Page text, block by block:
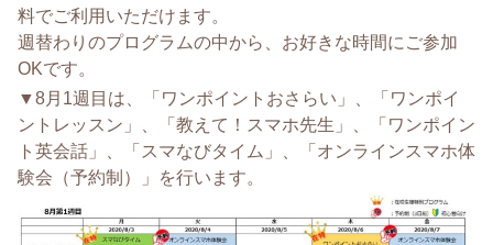
料でご利用いただけます。
週替わりのプログラムの中から、お好きな時間にご参加
OKです。
▼8月1週目は、「ワンポイントおさらい」、「ワンポイ
ントレッスン」、「教えて！スマホ先生」、「ワンポイン
ト英会話」、「スマなびタイム」、「オンラインスマホ体
験会（予約制）」を行います。